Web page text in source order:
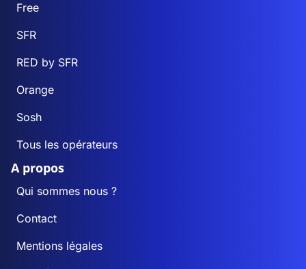
Free
SFR
RED by SFR
Orange
Sosh
Tous les opérateurs
A propos
Qui sommes nous ?
Contact
Mentions légales